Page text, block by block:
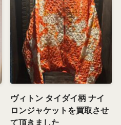
ヴィトン タイダイ柄 ナイ
ロンジャケットを買取させ
て頂きました